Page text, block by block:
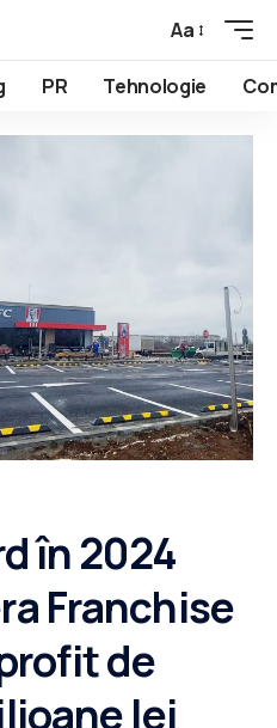
Aa
PR Tehnologie
în 2024
Franchise
de
lei